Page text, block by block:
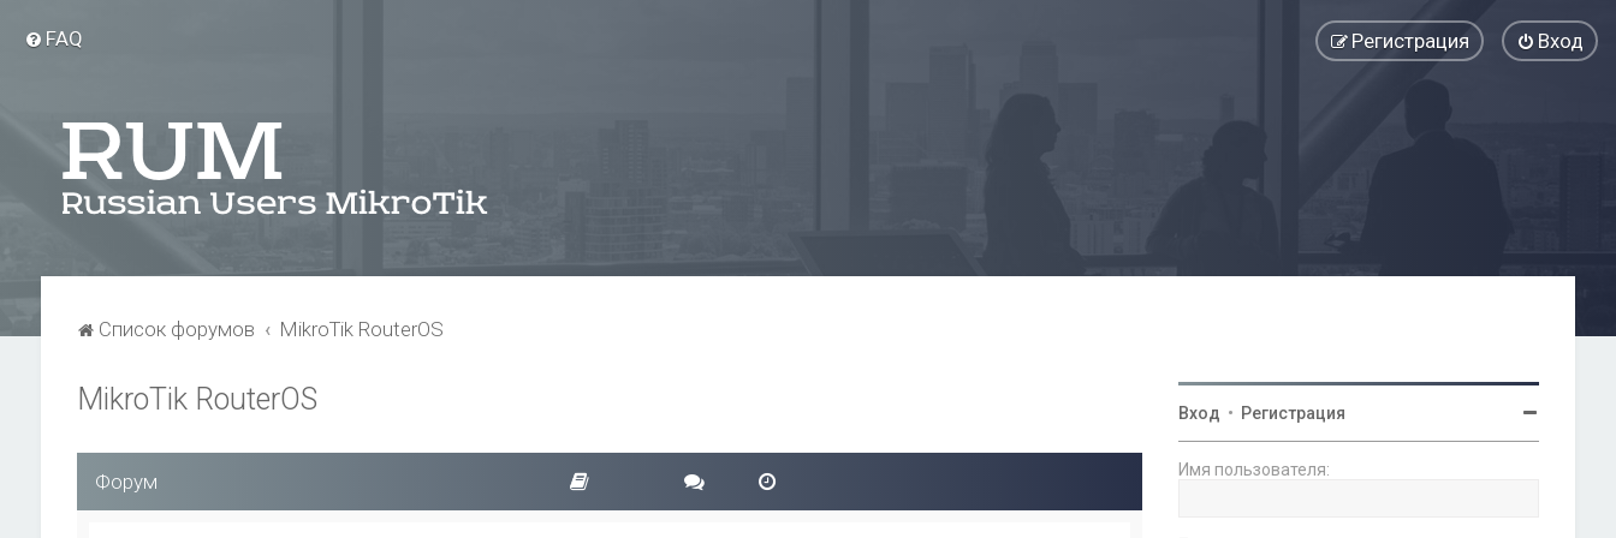
FAQ Вход
Регистрация
Список форумов MikroTik RouterOS
MikroTik RouterOS
Форум
Вход • Регистрация
Имя пользователя: